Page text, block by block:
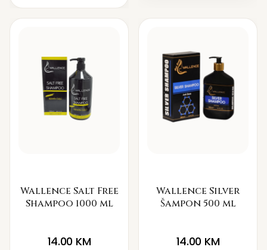
Wallence Salt Free
Shampoo 1000 ml
14.00 KM
Wallence Silver
Šampon 500 ml
14.00 KM